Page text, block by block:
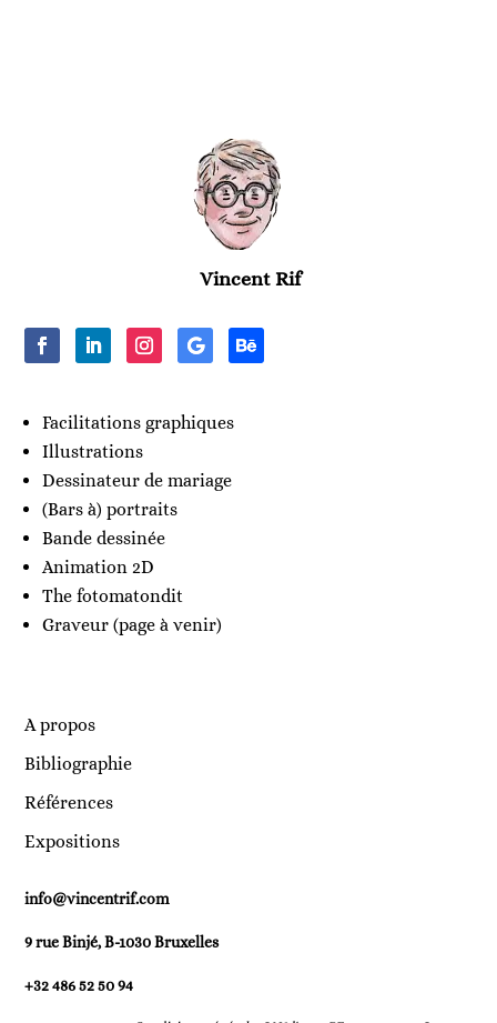
Vincent Rif
Facilitations graphiques
Illustrations
Dessinateur de mariage
(Bars à) portraits
Bande dessinée
Animation 2D
The fotomatondit
Graveur (page à venir)
A propos
Bibliographie
Références
Expositions
info@vincentrif.com
9 rue Binjé, B-1030 Bruxelles
+32 486 52 50 94